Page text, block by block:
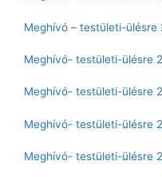
Meghívó – testületi-
Meghívó- testületi-ülésre
Meghívó- testületi-ülésre
Meghívó- testületi-ülésre
Meghívó- testületi-ülésre